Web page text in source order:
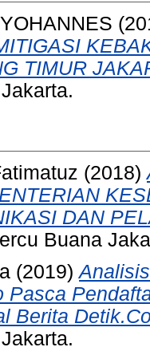
TIMUR
(2018)
DAN
Buana
(2019)
Pasca
Berita